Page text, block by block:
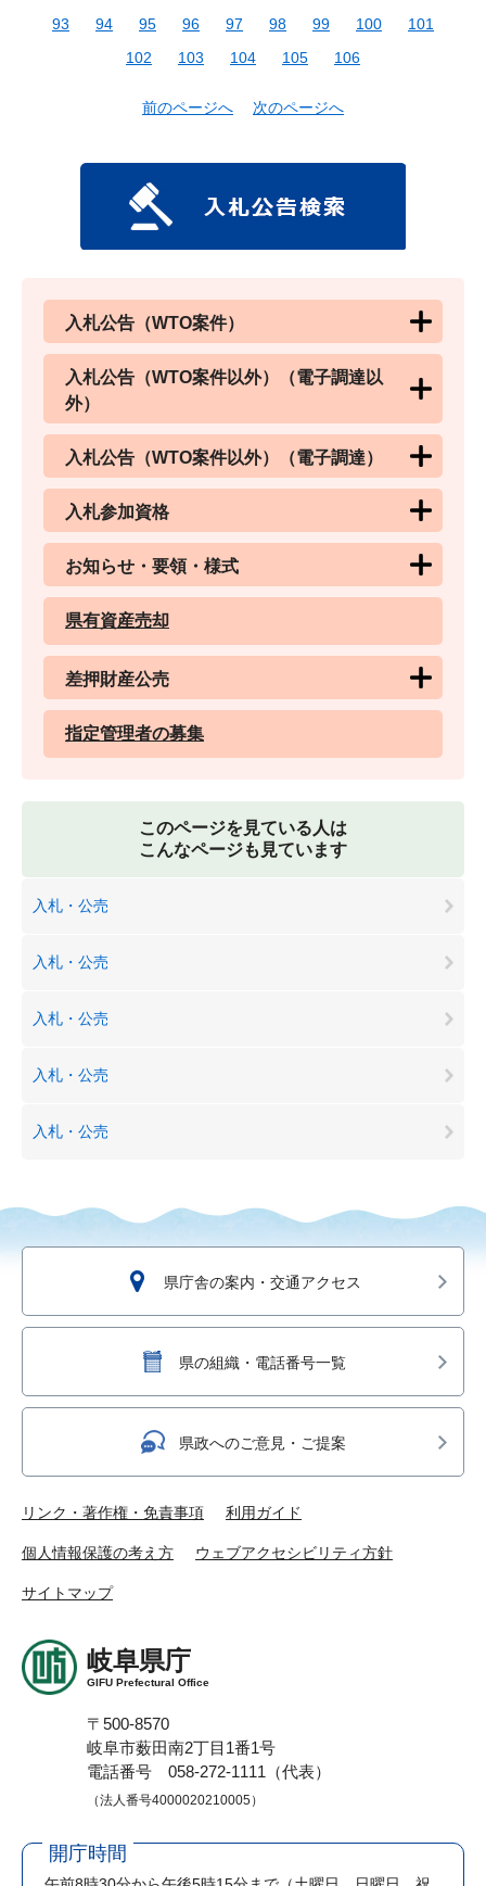
93
94 95 96 97 98 99 100
101
102
103 104 105 106
前のページへ 次のページへ
入札公告（WTO案件）
入札公告（WTO案件以外）（電子調達以
外）
入札公告（WTO案件以外）（電子調達）
入札参加資格
お知らせ・要領・様式
県有資産売却
差押財産公売
指定管理者の募集
このページを見ている人は
こんなページも見ています
入札・公売
入札・公売
入札・公売
入札・公売
入札・公売
県庁舎の案内・交通アクセス
県の組織・電話番号一覧
県政へのご意見・ご提案
リンク・著作権・免責事項 利用ガイド
個人情報保護の考え方 ウェブアクセシビリティ方針
サイトマップ
岐阜県庁
GIFU Prefectural Office
〒500-8570
岐阜市薮田南2丁目1番1号
電話番号 058-272-1111（代表）
（法人番号4000020210005）
開庁時間